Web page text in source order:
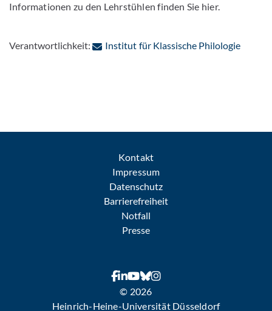
Informationen zu den Lehrstühlen finden Sie hier.
Verantwortlichkeit: Institut für Klassische Philologie: Per
Kontakt
Impressum
Datenschutz
Barrierefreiheit
Notfall
Presse
© 2026
Heinrich-Heine-Universität Düsseldorf